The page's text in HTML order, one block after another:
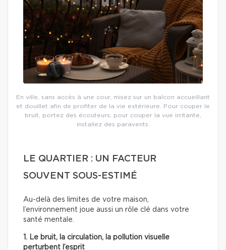
En ville, sans accès à une cour, misez sur un balcon accueillant
et douillet afin de profiter de la vie extérieure. Pour couper le
bruit, portez des écouteurs; pour couper la vue irritante,
installez des paravents.
LE QUARTIER : UN FACTEUR
SOUVENT SOUS-ESTIMÉ
Au-delà des limites de votre maison,
l’environnement joue aussi un rôle clé dans votre
santé mentale.
1. Le bruit, la circulation, la pollution visuelle
perturbent l’esprit